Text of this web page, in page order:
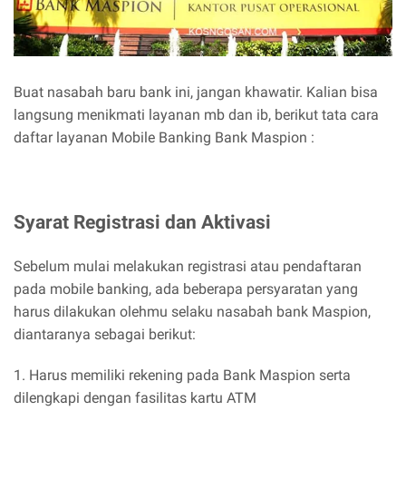
Buat nasabah baru bank ini, jangan khawatir. Kalian bisa
langsung menikmati layanan mb dan ib, berikut tata cara
daftar layanan Mobile Banking Bank Maspion :
Syarat Registrasi dan Aktivasi
Sebelum mulai melakukan registrasi atau pendaftaran
pada mobile banking, ada beberapa persyaratan yang
harus dilakukan olehmu selaku nasabah bank Maspion,
diantaranya sebagai berikut:
1. Harus memiliki rekening pada Bank Maspion serta
dilengkapi dengan fasilitas kartu ATM